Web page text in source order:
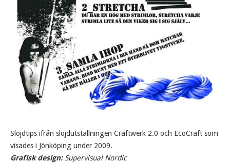
Slöjdtips ifrån slöjdutställningen Craftwerk 2.0 och EcoCraft som
visades i Jönköping under 2009.
Grafisk design:Supervisual Nordic